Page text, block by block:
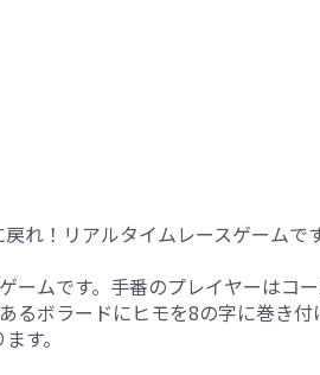
れ！リアルタイムレースゲームです
ームです。手番のプレイヤーはコ
るボラードにヒモを8の字に巻き
す。